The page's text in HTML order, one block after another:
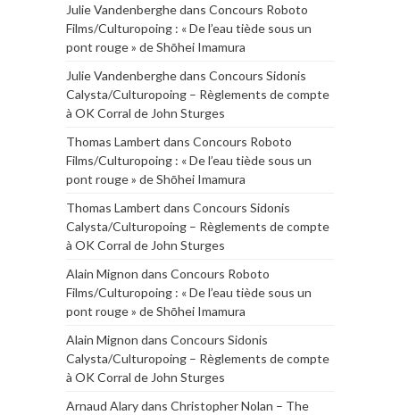
Julie Vandenberghedans Concours Roboto
Films/Culturopoing : « De l’eau tiède sous un
pont rouge » de Shōhei Imamura
Julie Vandenberghedans Concours Sidonis
Calysta/Culturopoing – Règlements de compte
à OK Corral de John Sturges
Thomas Lambert dans Concours Roboto
Films/Culturopoing : « De l’eau tiède sous un
pont rouge » de Shōhei Imamura
Thomas Lambert dans Concours Sidonis
Calysta/Culturopoing – Règlements de compte
à OK Corral de John Sturges
Alain Mignon dans Concours Roboto
Films/Culturopoing : « De l’eau tiède sous un
pont rouge » de Shōhei Imamura
Alain Mignon dans Concours Sidonis
Calysta/Culturopoing – Règlements de compte
à OK Corral de John Sturges
Arnaud Alarydans Christopher Nolan – The